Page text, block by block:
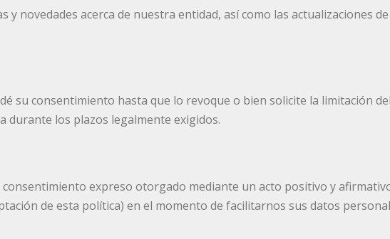
novedades acerca de nuestra entidad, así como las actualizaciones
su consentimiento hasta que lo revoque o bien solicite la limitación
durante los plazos legalmente exigidos.
expreso otorgado mediante un acto positivo y
de esta política) en el momento de facilitarnos sus datos